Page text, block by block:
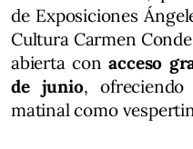
de Exposiciones
Cultura Carmen
abierta conacceso
de junio,
matinal como